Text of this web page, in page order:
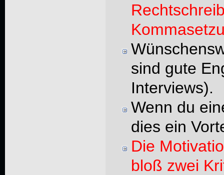
sind gute
Interviews).
Wenn du
dies ein
Die
bloß zwei